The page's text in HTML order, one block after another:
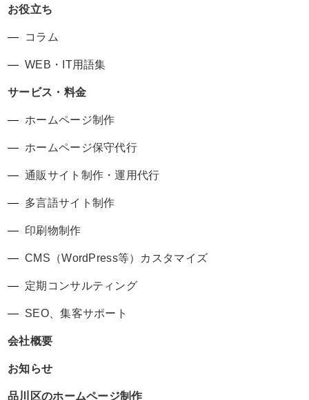
お役立ち
コラム
WEB・IT用語集
サービス・料金
ホームページ制作
ホームページ保守代行
通販サイト制作・運用代行
多言語サイト制作
印刷物制作
CMS（WordPress等）カスタマイズ
定期コンサルティング
SEO、集客サポート
会社概要
お知らせ
品川区のホームページ制作